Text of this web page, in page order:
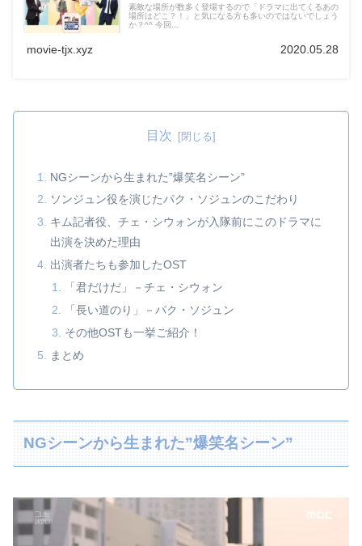
素敵な場所が数多く登場するので「ドラマに出てくるあの
場所はどこ？！」と気になる方も多いのではないでしょう
か？^^ 今回...
movie-tjx.xyz 2020.05.28
目次
NGシーンから生まれた”爆笑名シーン”
ソンジュン役を演じたパク・ソジュンのこだわり
キム記者役、チェ・シウォンが入隊前にこのドラマに
出演を決めた理由
出演者たちも参加したOST
「君だけだ」－チェ・シウォン
「長い道のり」－パク・ソジュン
その他OSTも一挙ご紹介！
まとめ
NGシーンから生まれた”爆笑名シーン”